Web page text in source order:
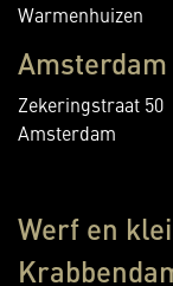
Warmenhuizen
Amsterdam
Zekeringstraat 50
Amsterdam
Werf en